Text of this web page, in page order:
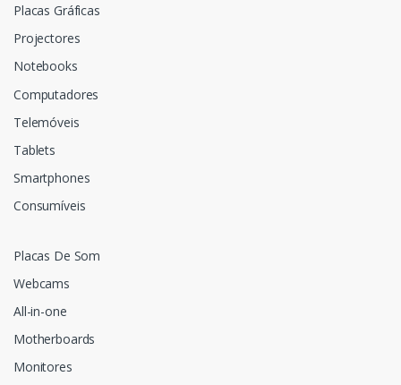
Placas Gráficas
Projectores
Notebooks
Computadores
Telemóveis
Tablets
Smartphones
Consumíveis
Placas De Som
Webcams
All-in-one
Motherboards
Monitores